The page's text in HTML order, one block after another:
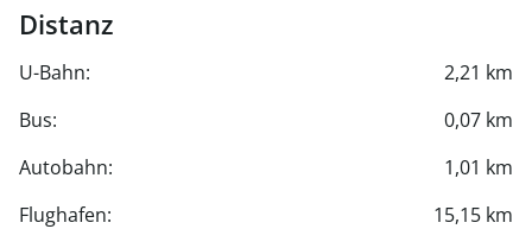
Distanz
U-Bahn:
2,21 km
Bus:
0,07 km
Autobahn:
1,01 km
Flughafen:
15,15 km